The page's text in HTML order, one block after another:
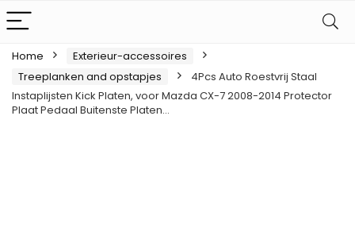
Home
Exterieur-accessoires
Treeplanken and opstapjes
4Pcs Auto Roestvrij Staal
Instaplijsten Kick Platen, voor Mazda CX-7 2008-2014 Protector
Plaat Pedaal Buitenste Platen…